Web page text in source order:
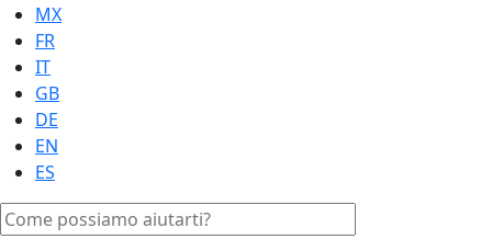
MX
FR
IT
GB
DE
EN
ES